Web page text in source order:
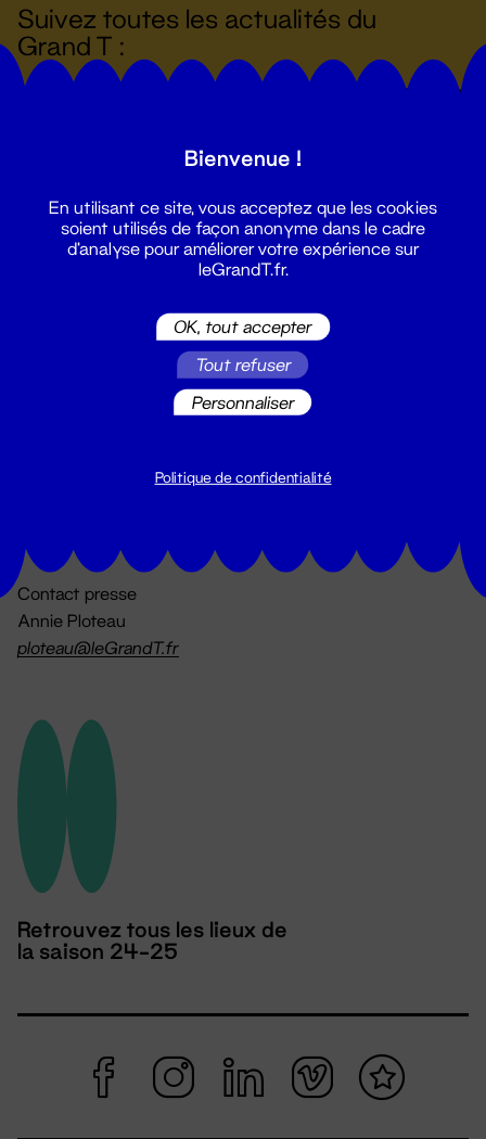
Suivez toutes les actualités du
Grand T :
billetterie@leGrandT.fr
Du lundi au vendredi 14h → 18h
Contact presse
Annie Ploteau
ploteau@leGrandT.fr
Retrouvez tous les lieux de
la saison 24-25
Bienvenue !
En utilisant ce site, vous acceptez que les cookies
soient utilisés de façon anonyme dans le cadre
d'analyse pour améliorer votre expérience sur
leGrandT.fr.
OK, tout accepter
Tout refuser
Personnaliser
Politique de confidentialité